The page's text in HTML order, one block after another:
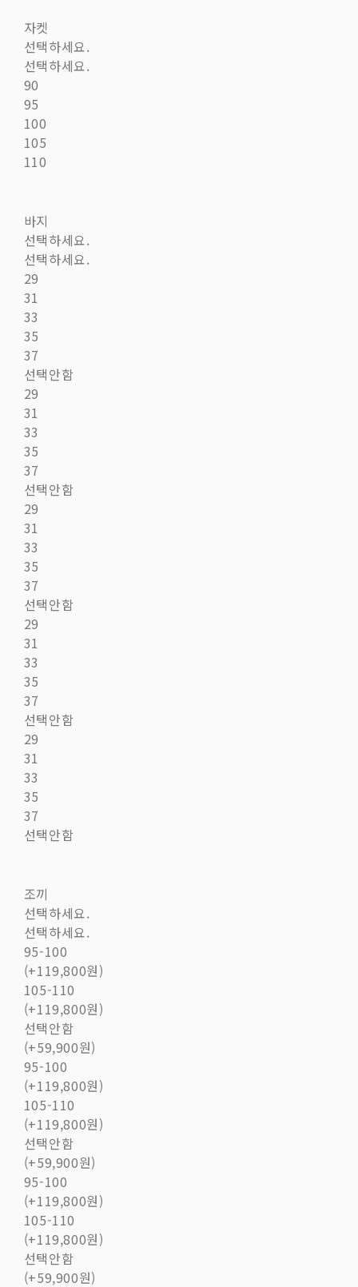
자켓
선택하세요.
선택하세요.
90
95
100
105
110
바지
선택하세요.
선택하세요.
29
31
33
35
37
선택안함
29
31
33
35
37
선택안함
29
31
33
35
37
선택안함
29
31
33
35
37
선택안함
29
31
33
35
37
선택안함
조끼
선택하세요.
선택하세요.
95-100
(+119,800원)
105-110
(+119,800원)
선택안함
(+59,900원)
95-100
(+119,800원)
105-110
(+119,800원)
선택안함
(+59,900원)
95-100
(+119,800원)
105-110
(+119,800원)
선택안함
(+59,900원)